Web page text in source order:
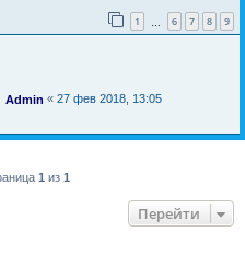
1 6 7 8 9
Admin « 27 фев 2018, 13:05
1 из 1
Перейти